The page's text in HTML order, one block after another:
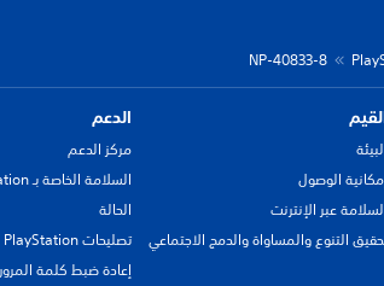
NP-40833-8
الوصول
عبر الإنترنت
التنوع والمساواة والدمج الاجتماعي
الدعم
مركز الدعم
السلامة الخاصة بـ PlayStation
الحالة
تصليحات PlayStation
إعادة ضبط كلمة المرور